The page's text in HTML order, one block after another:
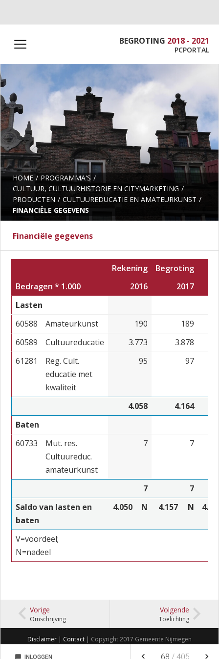
BEGROTING 2018 - 2021
PCPORTAL
HOME
PROGRAMMA'S
CULTUUR, CULTUURHISTORIE EN CITYMARKETING
PRODUCTEN
CULTUUREDUCATIE EN AMATEURKUNST
FINANCIËLE GEGEVENS
Financiële gegevens
Rekening
Begroting
Bedragen * 1.000
2016 2017
Lasten
60588
Amateurkunst 190
189
60589
Cultuureducatie 3.773 3.878
61281
Reg. Cult.
educatie met
kwaliteit
95 97
4.058 4.164
Baten
60733
Mut. res.
Cultuureduc.
amateurkunst
7 7
7
7
Saldo van lasten en
baten
4.050 N 4.157 N
V=voordeel;
N=nadeel
Vorige
Omschrijving
Volgende
Toelichting
Disclaimer | Contact | Copyright 2017 Gemeente Nijmegen
chat_bubble INLOGGEN keyboard_arrow_left 68 / 405 keyboard_arrow_right